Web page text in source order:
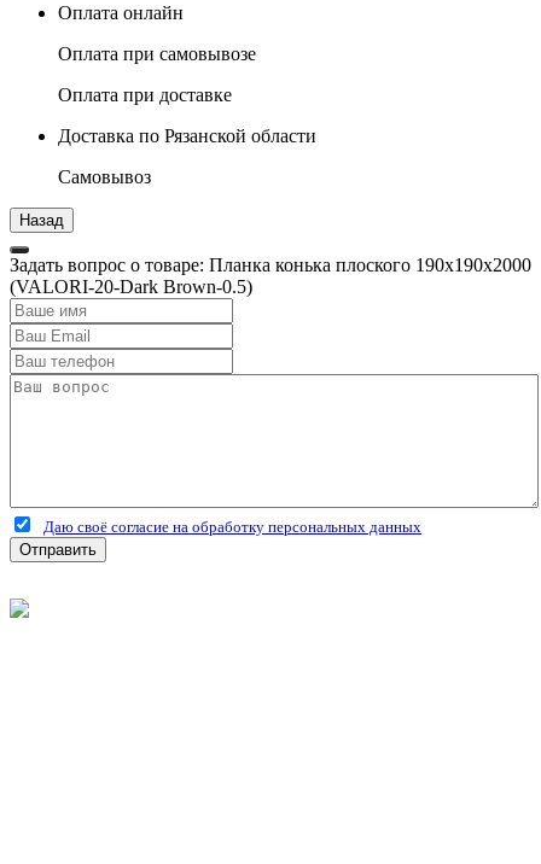
Оплата онлайн
Оплата при самовывозе
Оплата при доставке
Доставка по Рязанской области
Самовывоз
Задать вопрос о товаре: Планка конька плоского 190х190х2000
(VALORI-20-Dark Brown-0.5)
Даю своё согласие на обработку персональных данных
Отправить